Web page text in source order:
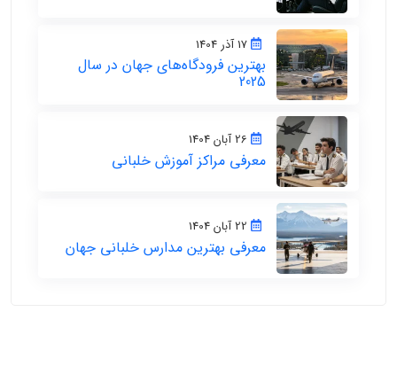
17 آذر 1404
بهترین فرودگاه‌های جهان در سال
2025
معرفی مراکز آموزش خلبانی
معرفی بهترین مدارس خلبانی جهان